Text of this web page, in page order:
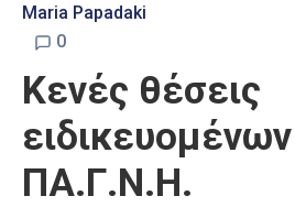
Ψηφιακές
Υπηρεσίες
Επικοινωνία
Maria Papadaki
0
Κενές θέσεις
ΠΑ.Γ.Ν.Η.